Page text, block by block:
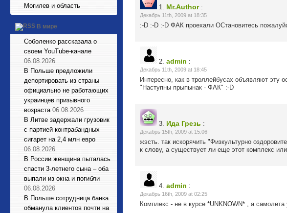
Могилев и область
В мире
Соболенко рассказала о
своем YouTube-канале
06.08.2026
В Польше предложили
депортировать из страны
официально не работающих
украинцев призывного
возраста 06.08.2026
В Литве задержали грузовик
с партией контрабандных
сигарет на 2,4 млн евро
06.08.2026
В России женщина пыталась
спасти 3-летнего сына – оба
выпали из окна и погибли
06.08.2026
В Польше сотрудница банка
обманула клиентов почти на
1. Mr.Author:
Декабрь 11th, 2009 at 18:35
:-D :-D :-D ФАК проехали ОСтановитесь
2. admin :
Декабрь 11th, 2009 at 18:45
Интересно, как в троллейбусах объявляют эту
"Наступны прыпынак - ФАК" :-D
3. Ида Грезь :
Декабрь 15th, 2009 at 15:06
жэсть. так искорячить "Физкультурно
к слову, а существует ли еще этот комплекс
4. admin :
Декабрь 16th, 2009 at 02:25
Комплекс - не в курсе *UNKNOWN* , а самолета